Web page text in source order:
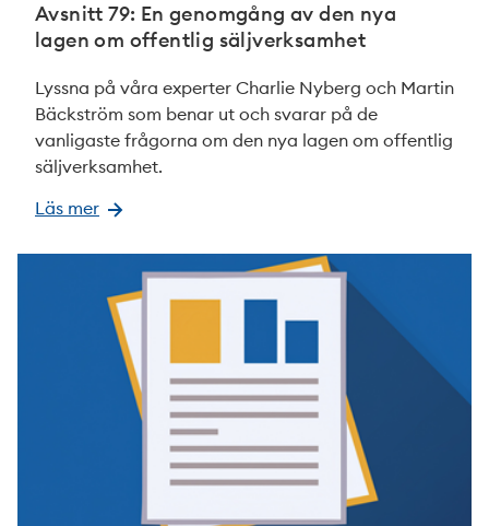
Avsnitt 79: En genomgång av den nya
lagen om offentlig säljverksamhet
Lyssna på våra experter Charlie Nyberg och Martin
Bäckström som benar ut och svarar på de
vanligaste frågorna om den nya lagen om offentlig
säljverksamhet.
Läs mer